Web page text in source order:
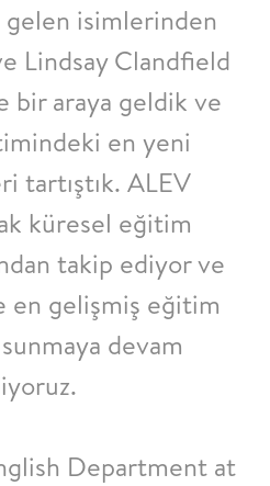
isimlerinden
Lindsay Clandfield
bir araya geldik ve
en yeni
tartıştık. ALEV
küresel eğitim
takip ediyor ve
en gelişmiş eğitim
devam
Department at